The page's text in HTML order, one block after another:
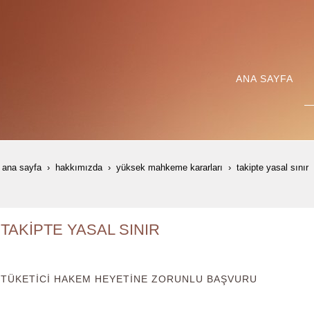
ANA SAYFA
ana sayfa hakkımızda yüksek mahkeme kararları taki̇pte yasal sinir
TAKİPTE YASAL SINIR
TÜKETİCİ HAKEM HEYETİNE ZORUNLU BAŞVURU